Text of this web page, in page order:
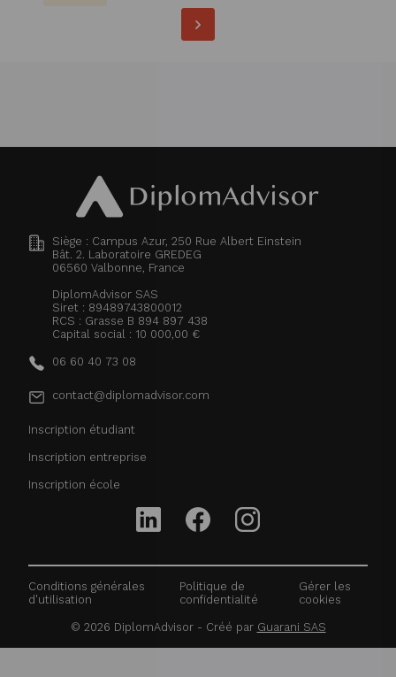
Siège : Campus Azur, 250 Rue Albert Einstein
Bât. 2. Laboratoire GREDEG
06560 Valbonne, France
DiplomAdvisor SAS
Siret : 89489743800012
RCS : Grasse B 894 897 438
Capital social : 10 000,00 €
06 60 40 73 08
contact@diplomadvisor.com
Inscription étudiant
Inscription entreprise
Inscription école
Conditions générales
d'utilisation
Politique de
confidentialité
Gérer les
cookies
© 2026 DiplomAdvisor - Créé par Guarani SAS